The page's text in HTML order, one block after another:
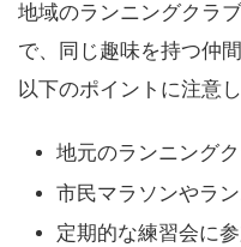
地域のランニングクラ
で、同じ趣味を持つ仲
以下のポイントに注意
地元のランニング
市民マラソンやラ
定期的な練習会に